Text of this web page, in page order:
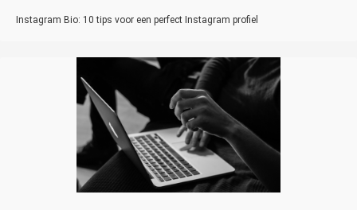
Instagram Bio: 10 tips voor een perfect Instagram profiel